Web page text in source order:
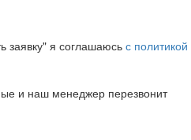
заявку" я соглашаюсь с политикой
и наш менеджер перезвонит